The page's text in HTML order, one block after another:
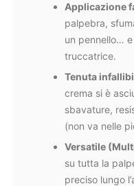
Applicazione
palpebra,
un pennello…
truccatrice.
Tenuta
crema si è
sbavature,
(non va nelle
Versatile
su tutta la
preciso lungo